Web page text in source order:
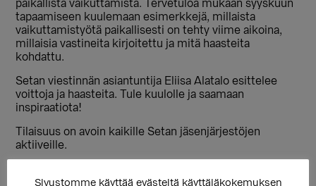
paikallista vaikuttamista. Tervetuloa mukaan syyskuun
tapaamiseen kuulemaan esimerkkejä, millaista
vaikuttamistyötä paikallisesti on tehty viime aikoina,
millaisia vastineita kirjoitettu ja mitä haasteita
kohdattu.
Setan viestinnän asiantuntija Eliisa Alatalo esittelee
voittoja ja haasteita. Tule kuulolle ja saamaan
inspiraatiota!
Tilaisuus on avoin kaikille Setan jäsenjärjestöjen
aktiiveille.
keskustellen. Toivomme, että teillä on mahdollisuus
Sivustomme käyttää evästeitä käyttäjäkokemuksen